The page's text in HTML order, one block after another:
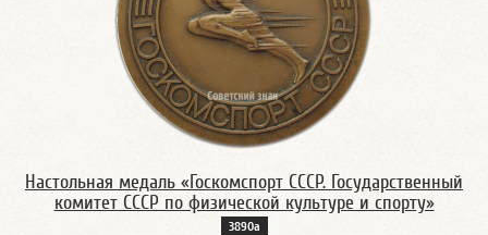
Настольная медаль «Госкомспорт СССР. Государственный
комитет СССР по физической культуре и спорту»
3890а